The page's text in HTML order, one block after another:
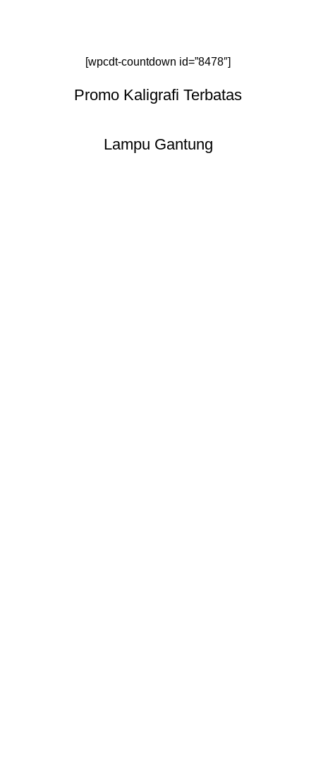
[wpcdt-countdown id=”8478″]
Promo Kaligrafi Terbatas
Lampu Gantung